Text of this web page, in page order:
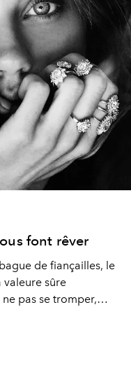
font rêver
de fiançailles, le
valeure sûre
pas se tromper,